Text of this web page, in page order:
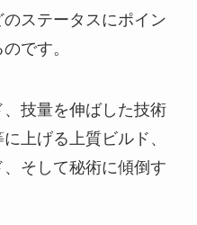
ステータスにポイン
です。
技量を伸ばした技術
上げる上質ビルド、
そして秘術に傾倒す